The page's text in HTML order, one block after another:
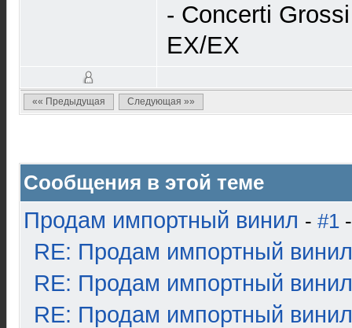
- Concerti
EX/EX
«« Предыдущая Следующая »»
Сообщения в этой теме
Продам импортный винил - #1
RE: Продам импортный винил
RE: Продам импортный винил
RE: Продам импортный винил